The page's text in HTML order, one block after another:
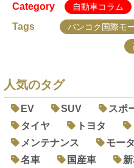
Category 自動車コラム
Tags バンコク国際モ
人気のタグ
EV SUV スポ
タイヤ
トヨタ
メンテナンス
モー
名車
国産車